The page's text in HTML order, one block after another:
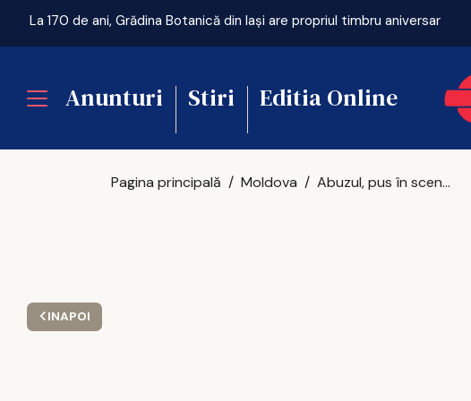
La 170 de ani, Grădina Botanică din Iași are propriul timbru aniversar
Anunturi Stiri Editia Online
INAPOI
Pagina principală Moldova Abuzul, pus în scenă la Palatul Culturii din Iași